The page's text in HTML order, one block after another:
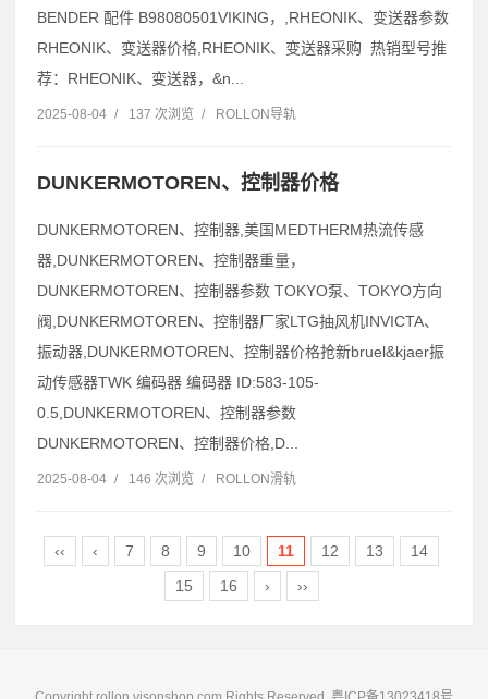
BENDER 配件 B98080501VIKING，,RHEONIK、变送器参数
RHEONIK、变送器价格,RHEONIK、变送器采购 热销型号推
荐：RHEONIK、变送器，&n...
2025-08-04 / 137 次浏览 / ROLLON导轨
DUNKERMOTOREN、控制器价格
DUNKERMOTOREN、控制器,美国MEDTHERM热流传感
器,DUNKERMOTOREN、控制器重量，
DUNKERMOTOREN、控制器参数 TOKYO泵、TOKYO方向
阀,DUNKERMOTOREN、控制器厂家LTG抽风机INVICTA、
振动器,DUNKERMOTOREN、控制器价格抢新bruel&kjaer振
动传感器TWK 编码器 编码器 ID:583-105-
0.5,DUNKERMOTOREN、控制器参数
DUNKERMOTOREN、控制器价格,D...
2025-08-04 / 146 次浏览 / ROLLON滑轨
‹‹ ‹ 7 8 9 10 11 12 13
14
15
16 › ››